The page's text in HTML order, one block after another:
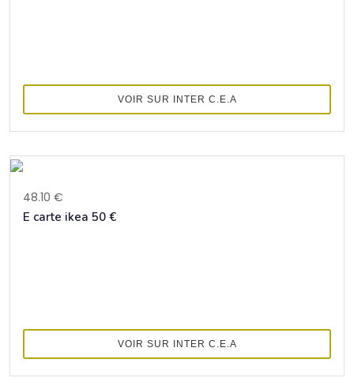
VOIR SUR INTER C.E.A
48.10 €
E carte ikea 50 €
VOIR SUR INTER C.E.A